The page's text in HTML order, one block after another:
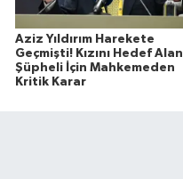
Aziz Yıldırım Harekete
Geçmişti! Kızını Hedef Alan
Şüpheli İçin Mahkemeden
Kritik Karar